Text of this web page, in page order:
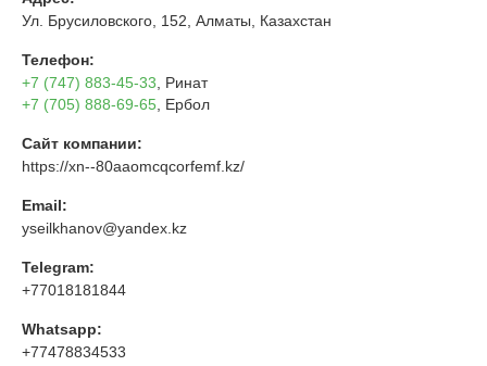
Ул. Брусиловского, 152, Алматы, Казахстан
Телефон:
+7 (747) 883-45-33 , Ринат
+7 (705) 888-69-65 , Ербол
Сайт компании:
https://xn--80aaomcqcorfemf.kz/
Email:
yseilkhanov@yandex.kz
Telegram:
+77018181844
Whatsapp:
+77478834533